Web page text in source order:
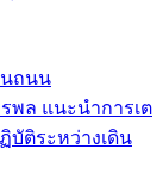
นถนน
รพล แนะนำการเต
บัติระหว่างเดิน